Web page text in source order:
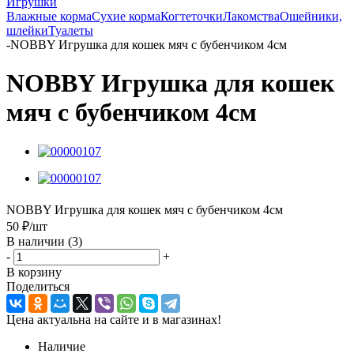
Влажные кормаСухие кормаКогтеточкиЛакомстваОшейники,
шлейкиТуалеты
-NOBBY Игрушка для кошек мяч с бубенчиком 4см
NOBBY Игрушка для кошек
мяч с бубенчиком 4см
NOBBY Игрушка для кошек мяч с бубенчиком 4см
50 ₽/шт
В наличии (3)
-
+
В корзину
Поделиться
Цена актуальна на сайте и в магазинах!
Наличие